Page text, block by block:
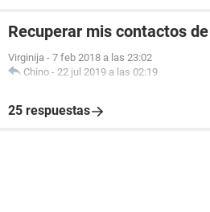
Recuperar mis contactos
Virginija - 7 feb 2018 a las 23:02
Chino - 22 jul 2019 a las 02:19
25 respuestas